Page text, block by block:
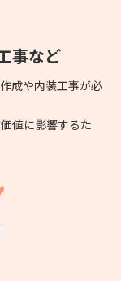
事など
成や内装工事が必
値に影響するた